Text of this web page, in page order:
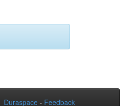
Duraspace - Feedback